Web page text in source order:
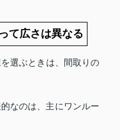
て広さは異なる
選ぶときは、間取りの
なのは、主にワンルー